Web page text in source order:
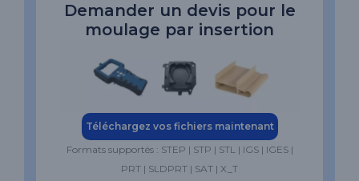
Demander un devis pour le
moulage par insertion
Téléchargez vos fichiers maintenant
Formats supportés : STEP | STP | STL | IGS | IGES |
PRT | SLDPRT | SAT | X_T